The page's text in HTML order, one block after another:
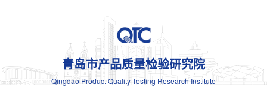
青岛市产品质量检验研究院
Qingdao Product Quality Testing Research Institute